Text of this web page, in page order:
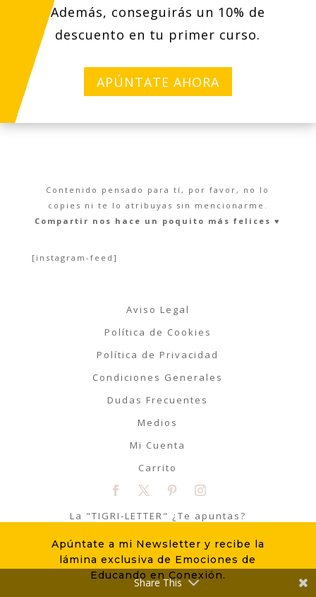
Apúntate a mi Newsletter y recibe la
lámina exclusiva de Emociones de
Educando en Conexión.
Además, conseguirás un 10% de
descuento en tu primer curso.
APÚNTATE AHORA
Contenido pensado para tí, por favor, no lo
copies ni te lo atribuyas sin mencionarme.
Compartir nos hace un poquito más felices ♥︎
[instagram-feed]
Aviso Legal
Política de Cookies
Política de Privacidad
Condiciones Generales
Dudas Frecuentes
Medios
Mi Cuenta
Carrito
La "TIGRI-LETTER" ¿Te apuntas?
ME APUNTO
Share This